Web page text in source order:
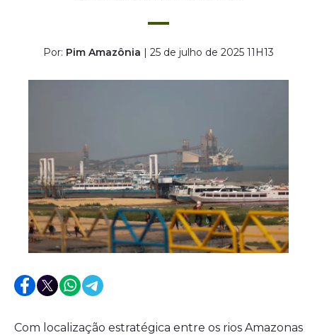
Por: Pim Amazônia | 25 de julho de 2025 11H13
Com localização estratégica entre os rios Amazonas